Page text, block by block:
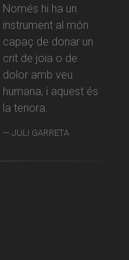
Només hi ha un
instrument al món
capaç de donar un
crit de joia o de
dolor amb veu
humana, i aquest és
la tenora.
JULI GARRETA